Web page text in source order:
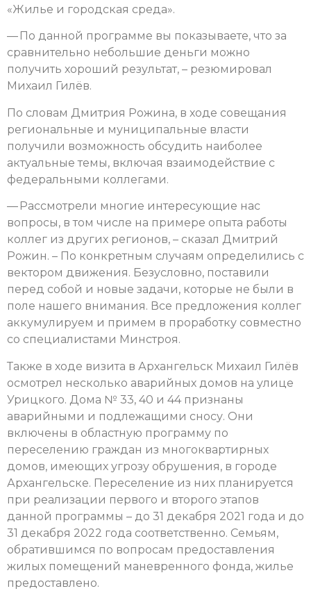
«Жилье и городская среда».
— По данной программе вы показываете, что за
сравнительно небольшие деньги можно
получить хороший результат, – резюмировал
Михаил Гилёв.
По словам Дмитрия Рожина, в ходе совещания
региональные и муниципальные власти
получили возможность обсудить наиболее
актуальные темы, включая взаимодействие с
федеральными коллегами.
— Рассмотрели многие интересующие нас
вопросы, в том числе на примере опыта работы
коллег из других регионов, – сказал Дмитрий
Рожин. – По конкретным случаям определились с
вектором движения. Безусловно, поставили
перед собой и новые задачи, которые не были в
поле нашего внимания. Все предложения коллег
аккумулируем и примем в проработку совместно
со специалистами Минстроя.
Также в ходе визита в Архангельск Михаил Гилёв
осмотрел несколько аварийных домов на улице
Урицкого. Дома № 33, 40 и 44 признаны
аварийными и подлежащими сносу. Они
включены в областную программу по
переселению граждан из многоквартирных
домов, имеющих угрозу обрушения, в городе
Архангельске. Переселение из них планируется
при реализации первого и второго этапов
данной программы – до 31 декабря 2021 года и до
31 декабря 2022 года соответственно. Семьям,
обратившимся по вопросам предоставления
жилых помещений маневренного фонда, жилье
предоставлено.